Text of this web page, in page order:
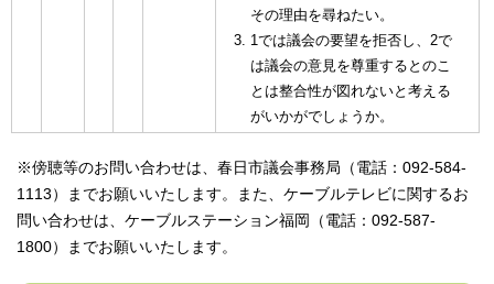
その理由を尋ねたい。
1では議会の要望を拒否し、2で
は議会の意見を尊重するとのこ
とは整合性が図れないと考える
がいかがでしょうか。
※傍聴等のお問い合わせは、春日市議会事務局（電話：092-584-
1113）までお願いいたします。また、ケーブルテレビに関するお
問い合わせは、ケーブルステーション福岡（電話：092-587-
1800）までお願いいたします。